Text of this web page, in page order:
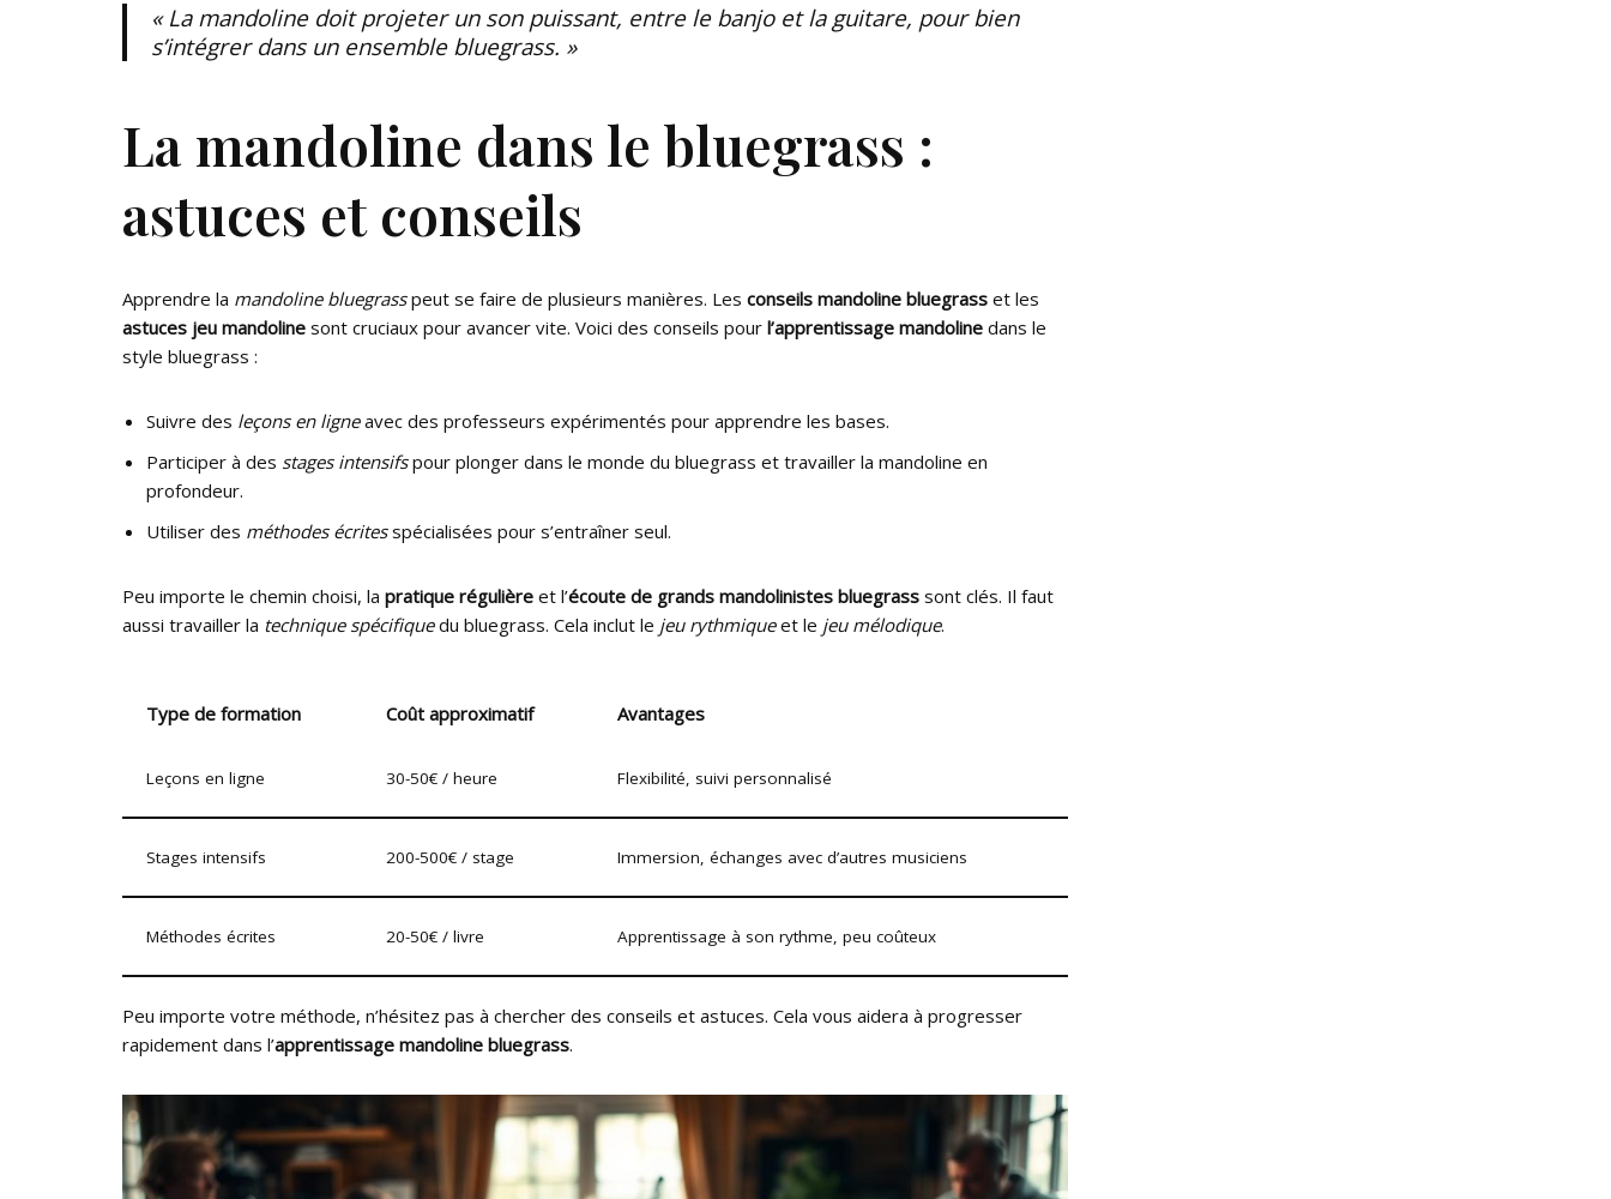
« La mandoline doit projeter un son puissant, entre le banjo et la guitare, pour bien
s’intégrer dans un ensemble bluegrass. »
La mandoline dans le bluegrass :
astuces et conseils
Apprendre la mandoline bluegrasspeut se faire de plusieurs manières. Les conseils mandoline bluegrass et les
astuces jeu mandoline sont cruciaux pour avancer vite. Voici des conseils pour l’apprentissage mandoline dans le
style bluegrass :
Suivre des leçons en ligneavec des professeurs expérimentés pour apprendre les bases.
Participer à des stages intensifspour plonger dans le monde du bluegrass et travailler la mandoline en
profondeur.
Utiliser des méthodes écritesspécialisées pour s’entraîner seul.
Peu importe le chemin choisi, la pratique régulière et l’écoute de grands mandolinistes bluegrass sont clés. Il faut
aussi travailler la technique spécifiquedu bluegrass. Cela inclut le jeu rythmiqueet le jeu mélodique.
Type de formation Coût approximatif Avantages
Leçons en ligne 30-50€ / heure Flexibilité, suivi personnalisé
Stages intensifs 200-500€ / stage Immersion, échanges avec d’autres musiciens
Méthodes écrites 20-50€ / livre Apprentissage à son rythme, peu coûteux
Peu importe votre méthode, n’hésitez pas à chercher des conseils et astuces. Cela vous aidera à progresser
rapidement dans l’apprentissage mandoline bluegrass.